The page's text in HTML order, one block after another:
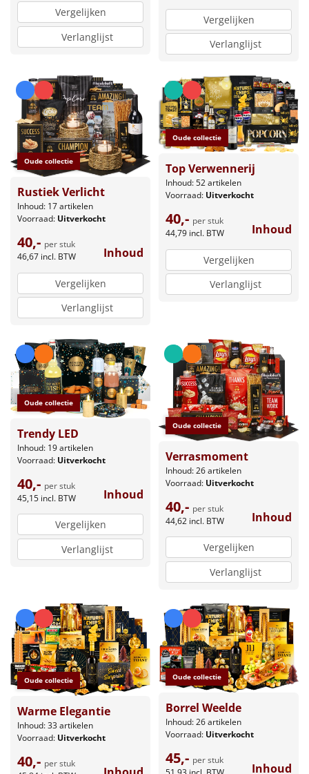
Vergelijken
Verlanglijst
Vergelijken
Verlanglijst
Oude collectie
Rustiek Verlicht
Inhoud: 17 artikelen
Voorraad: Uitverkocht
40,- per stuk
46,67 incl. BTW Inhoud
Vergelijken
Verlanglijst
Oude collectie
Top Verwennerij
Inhoud: 52 artikelen
Voorraad: Uitverkocht
40,- per stuk
44,79 incl. BTW Inhoud
Vergelijken
Verlanglijst
Oude collectie
Trendy LED
Inhoud: 19 artikelen
Voorraad: Uitverkocht
40,- per stuk
45,15 incl. BTW Inhoud
Vergelijken
Verlanglijst
Oude collectie
Verrasmoment
Inhoud: 26 artikelen
Voorraad: Uitverkocht
40,- per stuk
44,62 incl. BTW Inhoud
Vergelijken
Verlanglijst
Oude collectie
Warme Elegantie
Inhoud: 33 artikelen
Voorraad: Uitverkocht
40,- per stuk
Oude collectie
Borrel Weelde
Inhoud: 26 artikelen
Voorraad: Uitverkocht
45,- per stuk
Inhoud